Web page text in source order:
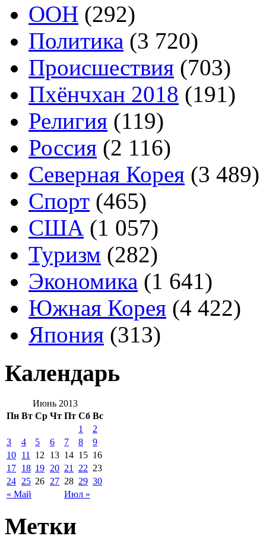
ООН (292)
Политика (3 720)
Происшествия (703)
Пхёнчхан 2018 (191)
Религия (119)
Россия (2 116)
Северная Корея (3 489)
Спорт (465)
США (1 057)
Туризм (282)
Экономика (1 641)
Южная Корея (4 422)
Япония (313)
Календарь
Июнь 2013
Пн Вт Ср Чт Пт Сб Вс
« Май Июл »
1
2
3
4 5 6 7 8
9
10 11 12 13 14 15 16
17 18 19 20 21 22 23
24 25 26 27 28 29 30
Метки